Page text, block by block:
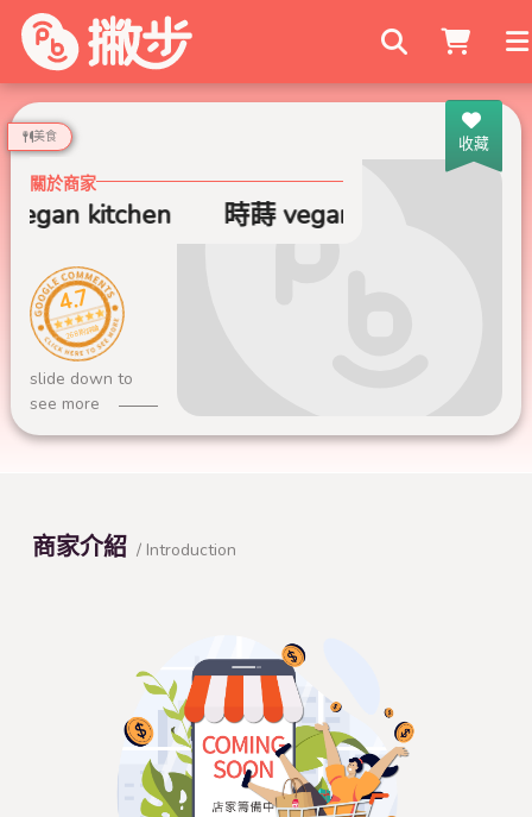
搜尋商家
收藏
美食
關於商家
kitchen 時蒔 vegan kitchen
4.7
268 則評論
slide down to
see more
商家介紹 / Introduction